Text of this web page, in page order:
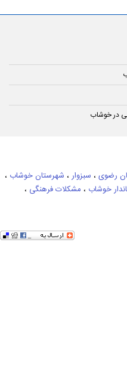
رضوی ، سبزوار ، شهرستان خوشاب ،
خوشاب ، مشکلات فرهنگی ،